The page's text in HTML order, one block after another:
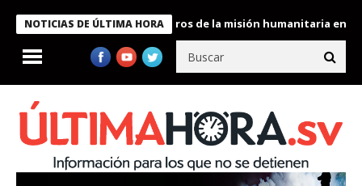
NOTICIAS DE ÚLTIMA HORA
condecora a miembros de la misión humanitaria enviada a